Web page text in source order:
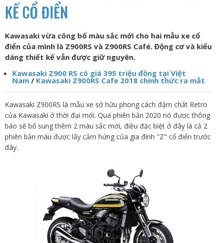
KẾ CỔ ĐIỂN
Kawasaki vừa công bố màu sắc mới cho hai mẫu xe cổ
điển của mình là Z900RS và Z900RS Café. Động cơ và kiểu
dáng thiết kế vẫn được giữ nguyên.
Kawasaki Z900 RS có giá 395 triệu đồng tại Việt
Nam / Kawasaki Z900RS Cafe 2018 chính thức ra mắt
Kawasaki Z900RS là mẫu xe sở hữu phong cách đậm chất Retro
của Kawasaki ở thời đại mới. Qua phiên bản 2020 nó được thông
báo sẽ bổ sung thêm 2 màu sắc mới, điều đặc biệt ở đây là cả 2
phiên bản màu được lấy cảm hứng của gia đình "Z" cổ điển trước
đây.